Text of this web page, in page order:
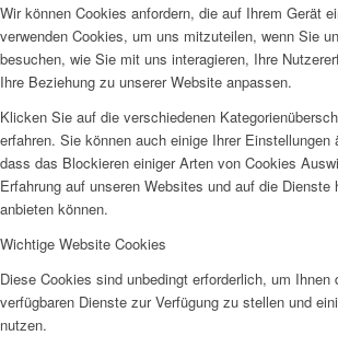
Kinder und Jugend
Wir können Cookies anfordern, die auf Ihrem Gerät
verwenden Cookies, um uns mitzuteilen, wenn Sie
besuchen, wie Sie mit uns interagieren, Ihre
Ihre Beziehung zu unserer Website anpassen.
Klicken Sie auf die verschiedenen
erfahren. Sie können auch einige Ihrer Einstellungen
dass das Blockieren einiger Arten von Cookies
Erfahrung auf unseren Websites und auf die Dienste
anbieten können.
Wichtige Website Cookies
Diese Cookies sind unbedingt erforderlich, um Ihnen
verfügbaren Dienste zur Verfügung zu stellen und
nutzen.